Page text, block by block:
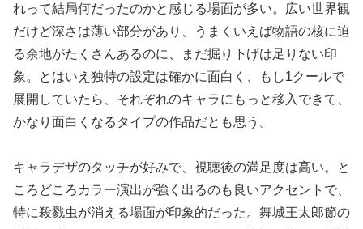
れって結局何だったのかと感じる場面が多い。広い世界観
だけど深さは薄い部分があり、うまくいえば物語の核に迫
る余地がたくさんあるのに、まだ掘り下げは足りない印
象。とはいえ独特の設定は確かに面白く、もし1クールで
展開していたら、それぞれのキャラにもっと移入できて、
かなり面白くなるタイプの作品だとも思う。
キャラデザのタッチが好みで、視聴後の満足度は高い。と
ころどころカラー演出が強く出るのも良いアクセントで、
特に殺戮虫が消える場面が印象的だった。舞城王太郎節の